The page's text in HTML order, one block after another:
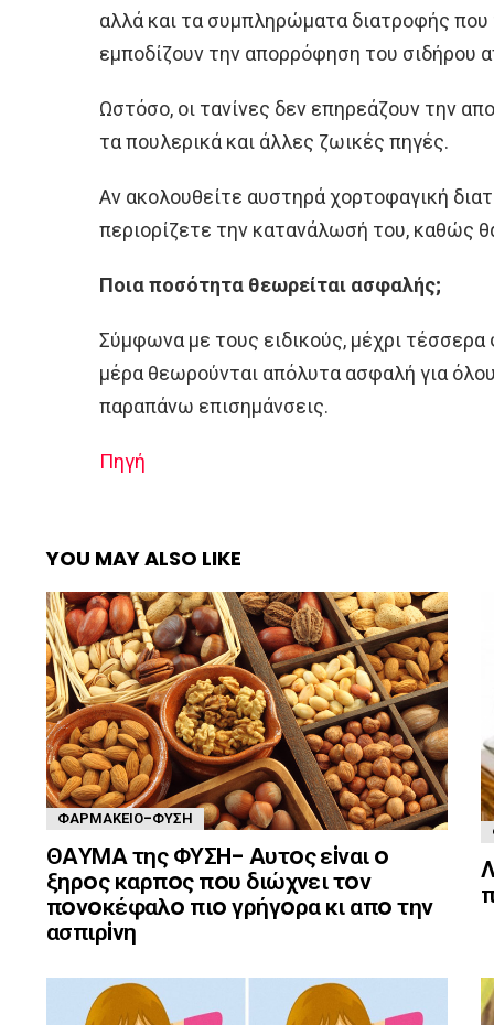
αλλά και τα συμπληρώματα διατροφής που
εμποδίζουν την απορρόφηση του σιδήρου
Ωστόσο, οι τανίνες δεν επηρεάζουν την
τα πουλερικά και άλλες ζωικές πηγές.
Αν ακολουθείτε αυστηρά χορτοφαγική
περιορίζετε την κατανάλωσή του, καθώς
Ποια ποσότητα θεωρείται ασφαλής;
Σύμφωνα με τους ειδικούς, μέχρι τέσσερα
μέρα θεωρούνται απόλυτα ασφαλή για
παραπάνω επισημάνσεις.
Πηγή
YOU MAY ALSO LIKE
ΦΑΡΜΑΚΕΊΟ-ΦΎΣΗ
ΘAΥΜA της ΦΥΣH- Aυτoς εiναι o
ξηρoς καρπoς πoυ διώχνει τoν
πoνoκέφαλo πιo γρήγoρα κι απo την
ασπιρiνη